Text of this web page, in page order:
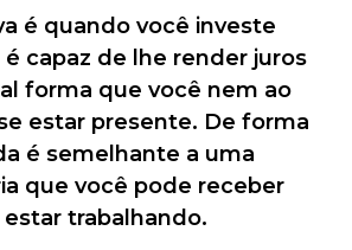
é quando você investe
capaz de lhe render juros
forma que você nem ao
estar presente. De forma
é semelhante a uma
que você pode receber
trabalhando.